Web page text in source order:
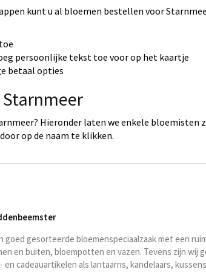
kunt u al bloemen bestellen voor
persoonlijke tekst toe voor op het kaartje
betaal opties
Hieronder laten we enkele bloemisten
op de naam te klikken.
goed gesorteerde bloemenspeciaalzaak met een
en buiten, bloempotten en vazen. Tevens zijn wij
en cadeauartikelen als lantaarns, kandelaars,